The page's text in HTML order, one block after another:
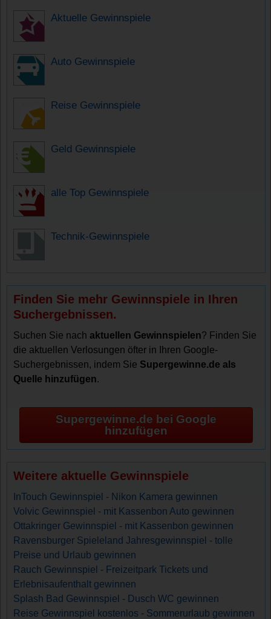
Aktuelle Gewinnspiele
Auto Gewinnspiele
Reise Gewinnspiele
Geld Gewinnspiele
alle Top Gewinnspiele
Technik-Gewinnspiele
Finden Sie mehr Gewinnspiele in Ihren
Suchergebnissen.
Suchen Sie nachaktuellen Gewinnspielen? Finden Sie
die aktuellen Verlosungen öfter in Ihren Google-
Suchergebnissen, indem Sie Supergewinne.de als
Quelle hinzufügen.
Supergewinne.de bei Google
hinzufügen
Weitere aktuelle Gewinnspiele
InTouch Gewinnspiel - Nikon Kamera gewinnen
Volvic Gewinnspiel - mit Kassenbon Auto gewinnen
Ottakringer Gewinnspiel - mit Kassenbon gewinnen
Ravensburger Spieleland Jahresgewinnspiel - tolle
Preise und Urlaub gewinnen
Rauch Gewinnspiel - Freizeitpark Tickets und
Erlebnisaufenthalt gewinnen
Splash Bad Gewinnspiel - Dusch WC gewinnen
Reise Gewinnspiel kostenlos - Sommerurlaub gewinnen